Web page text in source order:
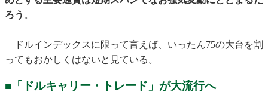
ろう 。
ドルインデックスに限って言えば、いったん75の大台を割
ってもおかしくはないと見ている。
■「ドルキャリー・トレード」が大流行へ